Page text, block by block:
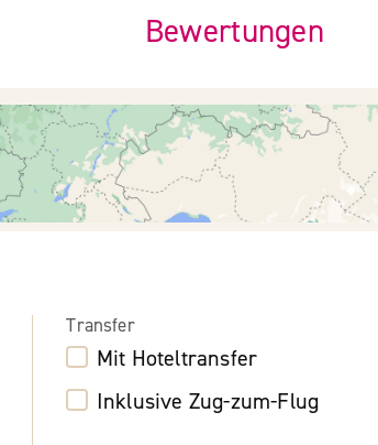
Bewertungen
Transfer
Mit Hoteltransfer
Inklusive Zug-zum-Flug